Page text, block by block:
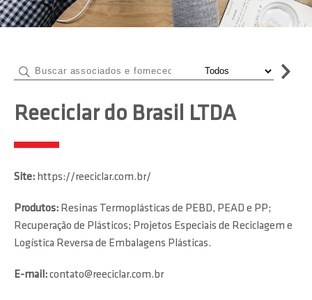
Reeciclar do Brasil LTDA
Site: https://reeciclar.com.br/
Produtos: Resinas Termoplásticas de PEBD, PEAD e PP;
Recuperação de Plásticos; Projetos Especiais de Reciclagem e
Logística Reversa de Embalagens Plásticas.
E-mail:contato@reeciclar.com.br